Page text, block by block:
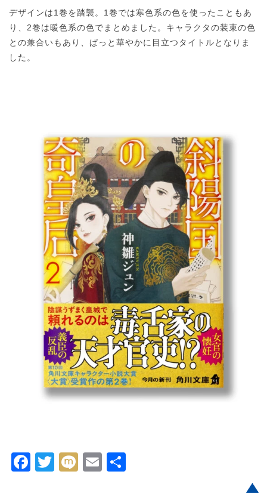
デザインは1巻を踏襲。1巻では寒色系の色を使ったこともあ
り、2巻は暖色系の色でまとめました。キャラクタの装束の色
との兼合いもあり、ぱっと華やかに目立つタイトルとなりま
した。
Facebook
Twitter
MixiEmail